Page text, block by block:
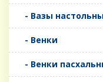
- Вазы
- Венки
- Венки